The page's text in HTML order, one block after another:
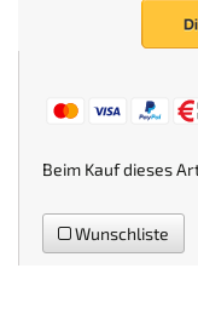
Beim Kauf dieses
Wunschliste